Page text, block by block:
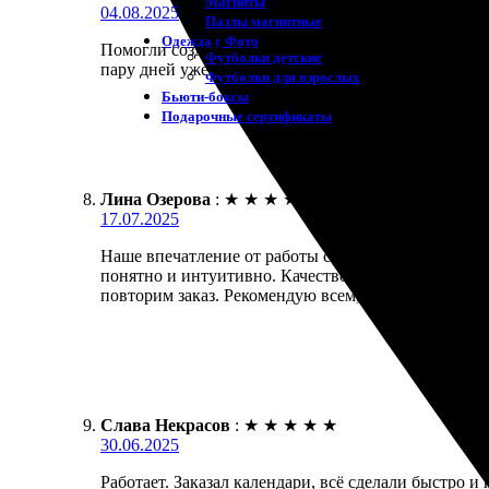
Пазлы магнитные
Одежда с Фото
Футболки детские
Футболки для взрослых
Бьюти-боксы
Подарочные сертификаты
04.08.2025
Помогли создать классные магнитные календари.
пару дней уже забрала. Качество печати
Лина Озерова : ★ ★ ★ ★
17.07.2025
Наше впечатление от работы с сервисом очень
понятно и интуитивно. Качество печати
повторим заказ. Рекомендую всем, кто хочет
Слава Некрасов : ★ ★ ★ ★ ★
30.06.2025
Работает. Заказал календари, всё сделали быстро